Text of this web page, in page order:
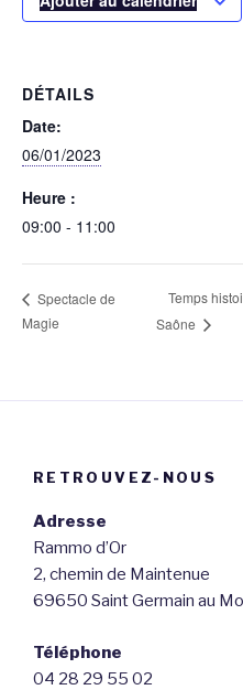
DÉTAILS
Date:
06/01/2023
Heure :
09:00 - 11:00
Spectacle de
Magie
Temps
Saône
RETROUVEZ-NOUS
Adresse
Rammo d’Or
2, chemin de Maintenue
69650 Saint Germain au
Téléphone
04 28 29 55 02